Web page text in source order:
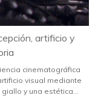
artificio y
cinematográfica
visual mediante
y una estética